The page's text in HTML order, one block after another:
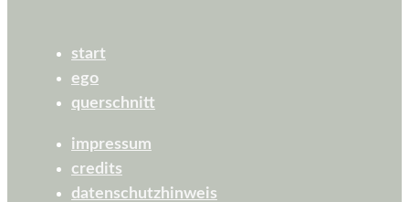
start
ego
querschnitt
impressum
credits
datenschutzhinweis